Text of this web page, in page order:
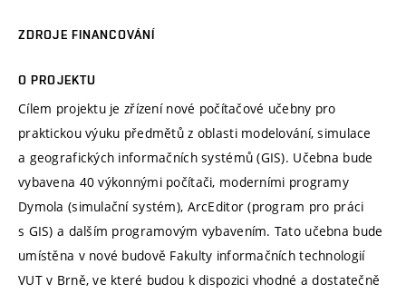
ZDROJE FINANCOVÁNÍ
O PROJEKTU
Cílem projektu je zřízení nové počítačové učebny pro
praktickou výuku předmětů z oblasti modelování, simulace
a geografických informačních systémů (GIS). Učebna bude
vybavena 40 výkonnými počítači, moderními programy
Dymola (simulační systém), ArcEditor (program pro práci
s GIS) a dalším programovým vybavením. Tato učebna bude
umístěna v nové budově Fakulty informačních technologií
VUT v Brně, ve které budou k dispozici vhodné a dostatečně